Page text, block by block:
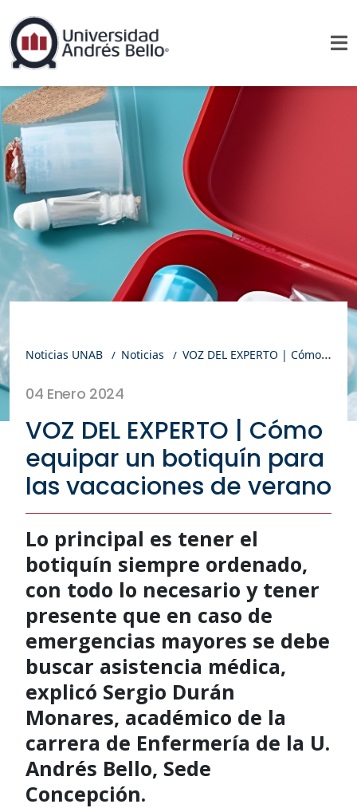
Noticias UNAB Noticias VOZ DEL EXPERTO | Cómo equipar un botiquín para las vacaciones de verano
04 Enero 2024
VOZ DEL EXPERTO | Cómo
equipar un botiquín para
las vacaciones de verano
Lo principal es tener el
botiquín siempre ordenado,
con todo lo necesario y tener
presente que en caso de
emergencias mayores se debe
buscar asistencia médica,
explicó Sergio Durán
Monares, académico de la
carrera de Enfermería de la U.
Andrés Bello, Sede
Concepción.